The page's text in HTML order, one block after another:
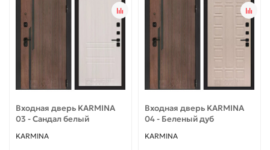
Входная дверь KARMINA
03 - Сандал белый
KARMINA
Входная дверь KARMINA
04 - Беленый дуб
KARMINA